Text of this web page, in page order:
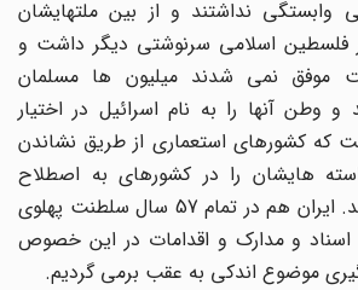
نداشتند و از بین ملتهایشان
فلسطین اسلامی سرنوشتی دیگر داشت و
موفق نمی شدند میلیون ها مسلمان
وطن آنها را به نام اسرائیل در اختیار
که کشورهای استعماری از طریق نشاندن
هایشان را در کشورهای به اصطلاح
مستقل تأمین می کنند. ایران هم در تمام 57 سال سلطنت پهلوی
و مدارک و اقدامات در این خصوص
موضوع اندکی به عقب برمی گردیم.